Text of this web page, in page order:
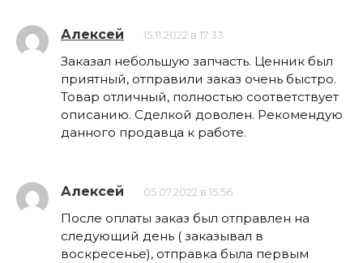
Алексей 15.11.2022 в 17:33
Заказал небольшую запчасть. Ценник был
приятный, отправили заказ очень быстро.
Товар отличный, полностью соответствует
описанию. Сделкой доволен. Рекомендую
данного продавца к работе.
Алексей 05.07.2022 в 15:56
После оплаты заказ был отправлен на
следующий день ( заказывал в
воскресенье), отправка была первым